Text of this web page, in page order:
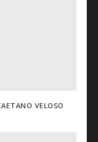
VELOSO